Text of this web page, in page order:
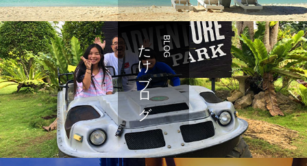
BLOG
たけブログ